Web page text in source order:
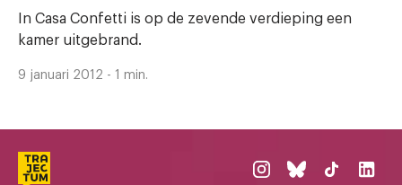
In Casa Confetti is op de zevende verdieping een
kamer uitgebrand.
9 januari 2012 - 1 min.